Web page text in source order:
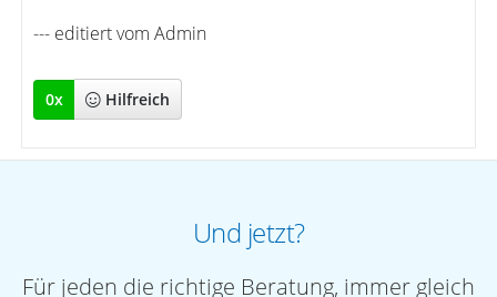
--- editiert vom Admin
0x Hilfreich
Und jetzt?
Für jeden die richtige Beratung, immer gleich